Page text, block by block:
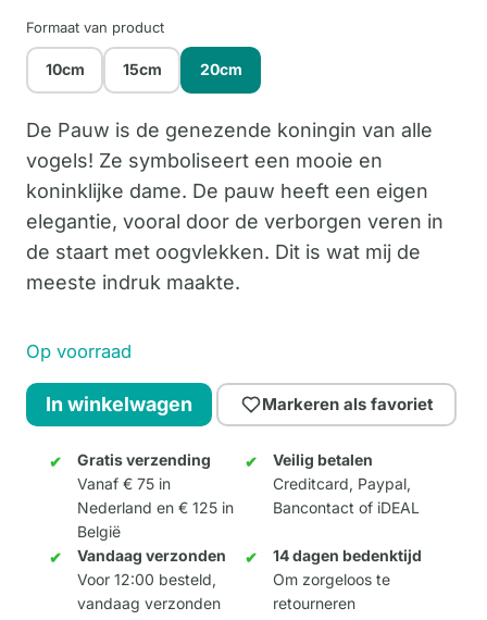
Formaat van product
10cm 15cm 20cm
De Pauw is de genezende koningin van alle
vogels! Ze symboliseert een mooie en
koninklijke dame. De pauw heeft een eigen
elegantie, vooral door de verborgen veren in
de staart met oogvlekken. Dit is wat mij de
meeste indruk maakte.
Op voorraad
Peacock
Garden
20cm
aantal
In winkelwagen Markeren als favoriet
Gratis verzending
Vanaf € 75 in
Nederland en € 125 in
België
Veilig betalen
Creditcard, Paypal,
Bancontact of iDEAL
Vandaag verzonden
Voor 12:00 besteld,
vandaag verzonden
14 dagen bedenktijd
Om zorgeloos te
retourneren